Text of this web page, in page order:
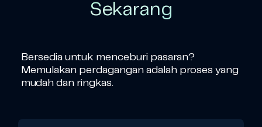
Sekarang
Bersedia untuk menceburi pasaran?
Memulakan perdagangan adalah proses yang
mudah dan ringkas.